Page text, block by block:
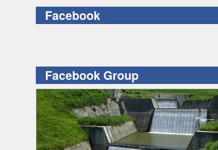
Facebook
Facebook Group